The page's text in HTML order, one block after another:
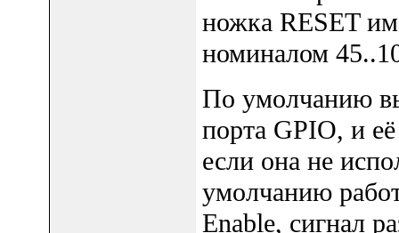
ножка RESET
номиналом
По умолчанию
порта GPIO, и
если она не
умолчанию
Enable, сигнал